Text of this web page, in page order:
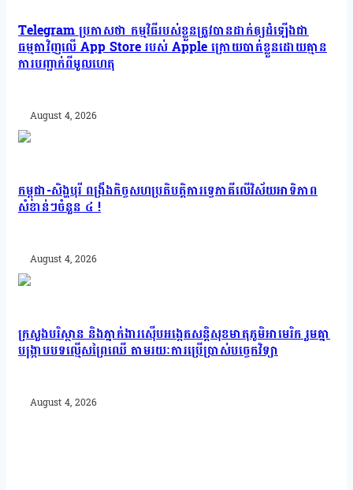
Telegram ប្រកាសថា កម្មវិធីរបស់ខ្លួនត្រូវបានដាក់ឲ្យដំឡើងជា
ធម្មតាវិញលើ App Store របស់ Apple ក្រោយបាត់ខ្លួនដោយគ្មាន
ការបញ្ជាក់ពីមូលហេតុ
August 4, 2026
កម្ពុជា-សិង្ហបុរី ពង្រឹងកិច្ចសហប្រតិបត្តិការទ្វេភាគីលើវិស័យអាទិភាព
សំខាន់ៗចំនួន ៤ !
August 4, 2026
ក្រសួងបរិស្ថាន និងភ្នាក់ងារស៊ើបអង្កេតសន្តិសុខមាតុភូមិអាមេរិក រួមគ្នា
បង្រ្កាបបទល្មើសព្រៃឈើ តាមរយៈការប្រើប្រាស់បច្ចេកវិទ្យា
August 4, 2026